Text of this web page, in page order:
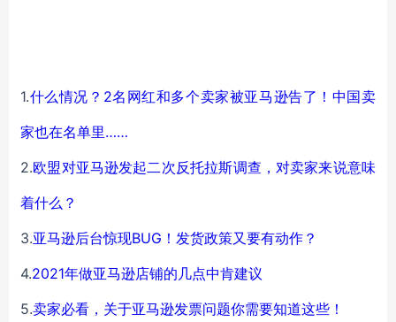
1.什么情况？2名网红和多个卖家被亚马逊告了！中国卖
家也在名单里……
2.欧盟对亚马逊发起二次反托拉斯调查，对卖家来说意味
着什么？
3.亚马逊后台惊现BUG！发货政策又要有动作？
4.2021年做亚马逊店铺的几点中肯建议
5.卖家必看，关于亚马逊发票问题你需要知道这些！